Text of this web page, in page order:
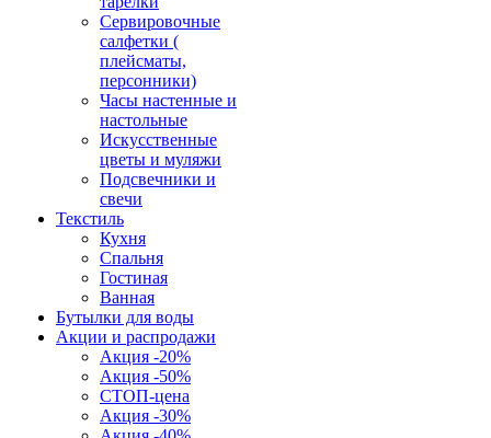
Сервировочные
салфетки (
плейсматы,
персонники)
Часы настенные и
настольные
Искусственные
цветы и муляжи
Подсвечники и
свечи
Текстиль
Кухня
Спальня
Гостиная
Ванная
Бутылки для воды
Акции и распродажи
Акция -20%
Акция -50%
СТОП-цена
Акция -30%